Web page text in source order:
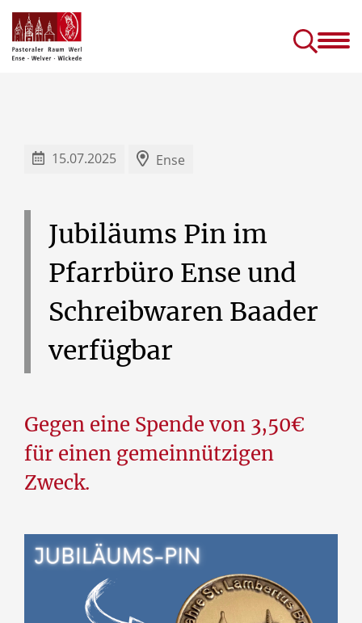
15.07.2025 Ense
Jubiläums Pin im
Pfarrbüro Ense und
Schreibwaren Baader
verfügbar
Gegen eine Spende von 3,50€
für einen gemeinnützigen
Zweck.